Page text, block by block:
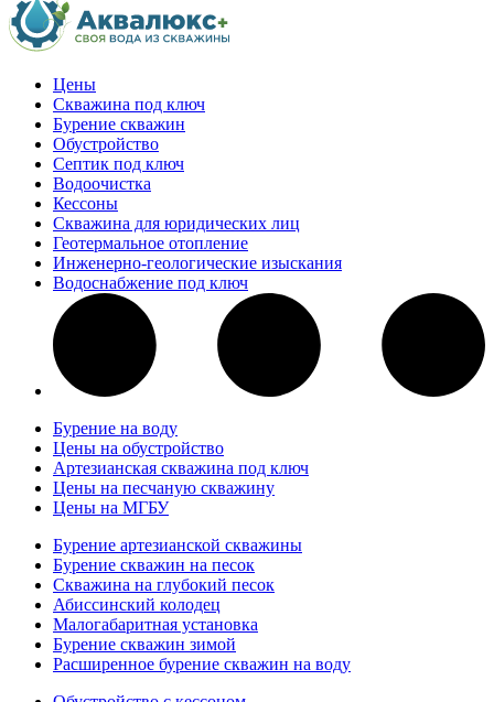
Цены
Скважина под ключ
Бурение скважин
Обустройство
Септик под ключ
Водоочистка
Кессоны
Скважина для юридических лиц
Геотермальное отопление
Инженерно-геологические изыскания
Водоснабжение под ключ
Бурение на воду
Цены на обустройство
Артезианская скважина под ключ
Цены на песчаную скважину
Цены на МГБУ
Бурение артезианской скважины
Бурение скважин на песок
Скважина на глубокий песок
Абиссинский колодец
Малогабаритная установка
Бурение скважин зимой
Расширенное бурение скважин на воду